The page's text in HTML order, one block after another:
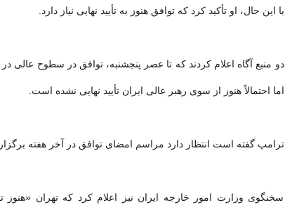
با این حال، او تأکید کرد که توافق هنوز به تأیید نهایی نیاز دارد.
دو منبع آگاه اعلام کردند که تا عصر پنجشنبه، توافق در سطوح عالی در
اما احتمالاً هنوز از سوی رهبر عالی ایران تأیید نهایی نشده است.
ترامپ گفته است انتظار دارد مراسم امضای توافق در آخر هفته
سخنگوی وزارت امور خارجه ایران نیز اعلام کرد که تهران «هنوز